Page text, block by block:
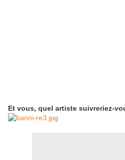
Et vous, quel artiste suivreriez-